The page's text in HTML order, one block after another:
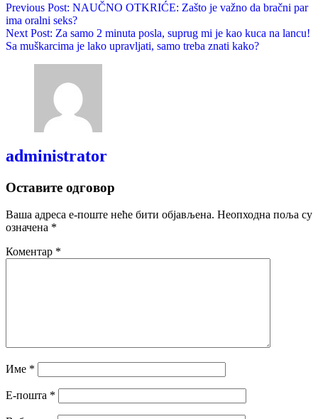
Previous Post: NAUČNO OTKRIĆE: Zašto je važno da bračni par
ima oralni seks?
Next Post: Za samo 2 minuta posla, suprug mi je kao kuca na lancu!
Sa muškarcima je lako upravljati, samo treba znati kako?
administrator
Оставите одговор
Ваша адреса е-поште неће бити објављена. Неопходна поља су
означена *
Коментар *
Име *
Е-пошта *